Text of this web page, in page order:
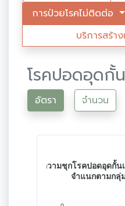
การป่วยโรคไม่ติดต่อ
บริการสร้า
โรคปอดอุดกั้
อัตรา จำนวน